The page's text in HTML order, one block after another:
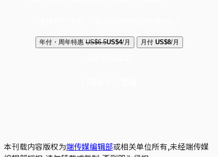
年付・周年特惠 US$6.5US$4/月 月付 US$8/月
本刊载内容版权为端传媒编辑部或相关单位所有,未经端传媒